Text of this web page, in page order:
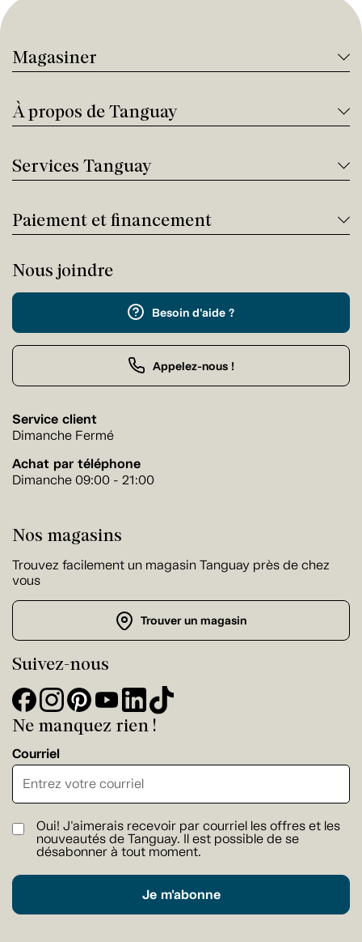
Magasiner
À propos de Tanguay
Services Tanguay
Paiement et financement
Nous joindre
Besoin d'aide ?
Appelez-nous !
Service client
Dimanche Fermé
Achat par téléphone
Dimanche 09:00 - 21:00
Nos magasins
Trouvez facilement un magasin Tanguay près de chez
vous
Trouver un magasin
Suivez-nous
Ne manquez rien !
Courriel
Oui! J'aimerais recevoir par courriel les offres et les
nouveautés de Tanguay. Il est possible de se
désabonner à tout moment.
Je m'abonne